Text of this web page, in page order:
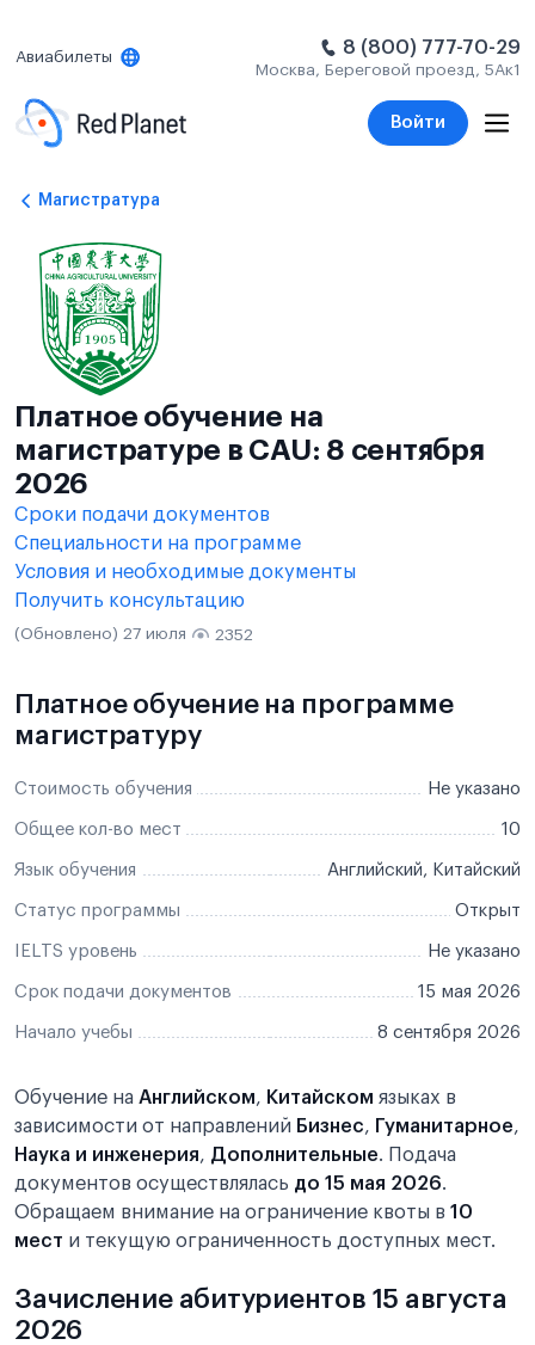
Авиабилеты 8 (800) 777-70-29
Москва, Береговой проезд, 5Ак1
Войти
Магистратура
Платное обучение на
магистратуре в CAU: 8 сентября
2026
Сроки подачи документов
Специальности на программе
Условия и необходимые документы
Получить консультацию
(Обновлено) 27 июля 2352
Платное обучение на программе
магистратуру
Стоимость обучения Не указано
Общее кол-во мест 10
Язык обучения Английский, Китайский
Статус программы Открыт
IELTS уровень Не указано
Срок подачи документов 15 мая 2026
Начало учебы 8 сентября 2026
Обучение на Английском, Китайском языках в
зависимости от направлений Бизнес, Гуманитарное,
Наука и инженерия, Дополнительные. Подача
документов осуществлялась до 15 мая 2026.
Обращаем внимание на ограничение квоты в 10
мест и текущую ограниченность доступных мест.
Зачисление абитуриентов 15 августа
2026